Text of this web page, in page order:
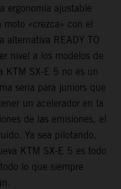
ergonomía ajustable
«crezca» con el
alternativa READY TO
nivel a los modelos de
KTM SX-E 5 no es un
seria para juniors que
un acelerador en la
de las emisiones, el
Ya sea pilotando,
KTM SX-E 5 es todo
lo que siempre